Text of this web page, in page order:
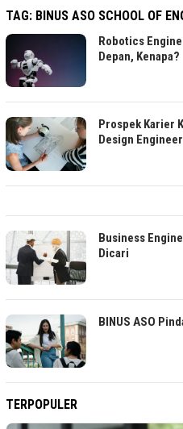
TAG: BINUS ASO SCHOOL OF
Robotics
Depan, Kenapa?
Prospek Karier
Design
Business
Dicari
BINUS ASO
TERPOPULER